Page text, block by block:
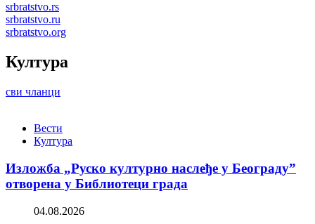
srbratstvo.rs
srbratstvo.ru
srbratstvo.org
Култура
сви чланци
Вести
Култура
Изложба „Руско културно наслеђе у Београду”
отворена у Библиотеци града
04.08.2026